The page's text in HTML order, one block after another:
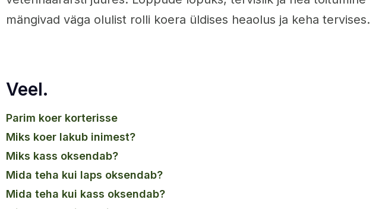
mängivad väga olulist rolli koera üldises heaolus ja keha tervises.
Veel.
parim koer korterisse
miks koer lakub inimest?
miks kass oksendab?
mida teha kui laps oksendab?
mida teha kui kass oksendab?